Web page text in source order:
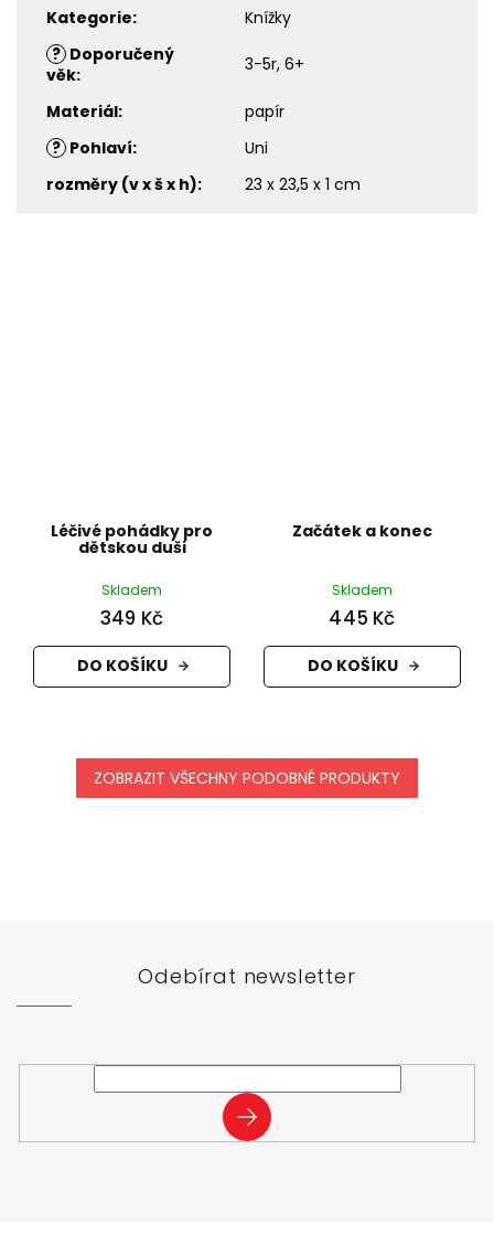
Kategorie:
Knížky
? Doporučený
věk: 3-5r, 6+
Materiál:
papír
? Pohlaví:
Uni
rozměry (v x š x h): 23 x 23,5 x 1 cm
Léčivé pohádky pro
dětskou duši
Skladem
349 Kč
DO KOŠÍKU
Začátek a konec
Skladem
445 Kč
DO KOŠÍKU
ZOBRAZIT VŠECHNY PODOBNÉ PRODUKTY
Odebírat newsletter
PŘIHLÁSIT
SE